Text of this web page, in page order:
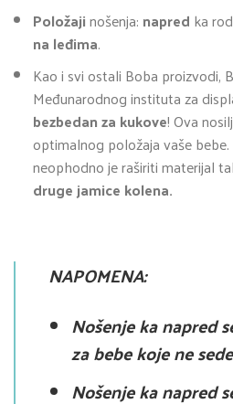
Položajinošenja: napred ka
na leđima.
Kao i svi ostali Boba proizvodi,
Međunarodnog instituta za
bezbedan za kukove! Ova
optimalnog položaja vaše
neophodno je raširiti materijal
druge jamice kolena.
NAPOMENA:
Nošenje ka napred
za bebe koje ne
Nošenje ka napred